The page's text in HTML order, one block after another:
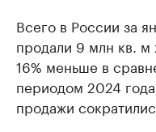
Всего в России за
продали 9 млн кв.
16% меньше в
периодом 2024
продажи